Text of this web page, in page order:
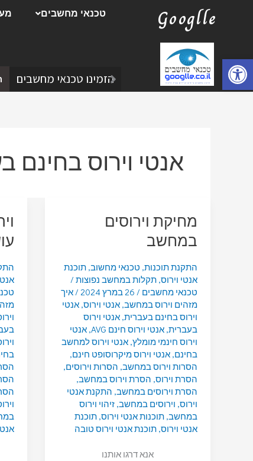
פתח סרגל נגישות
Googlle טכנאי מחשבים
הזמינו טכנאי מחשבים
אנטי וירוס בחינם
מחיקת וירוסים
במחשב
התקנת תוכנות, טכנאי מחשוב,תוכנת
אנטי וירוס,תקלות במחשב נפוצות /
טכנאי מחשבים / 26 במרץ 2024 /איך
מזהים וירוס במחשב,אנטי וירוס,אנטי
וירוס בחינם בעברית,אנטי וירוס
בעברית,אנטי וירוס חינם AVG ,אנטי
וירוס חינמי מומלץ,אנטי וירוס למחשב
בחינם,אנטי וירוס מיקרוסופט חינם,
הסרות וירוס במחשב, הסרות וירוסים,
הסרת וירוס, הסרת וירוס במחשב,
הסרת וירוסים במחשב, התקנת אנטי
וירוס, וירוסים במחשב,זיהוי וירוס
במחשב,תוכנות אנטי וירוס,תוכנת
אנטי וירוס,תוכנת אנטי וירוס טובה
אנא דרגו אותנו